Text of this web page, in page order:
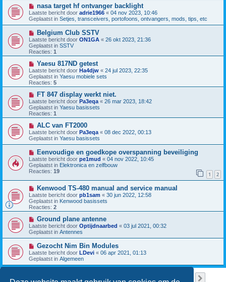
h
t
b
e
r
i
h
t
N
i
e
u
w
b
e
r
i
t
nasa target hf ontvanger backlight
Laatste bericht door adrie1966 « 04 nov 2023, 10:46
Geplaatst in Setjes, transceivers, portofoons, ontvangers, mods, tips, etc
N
i
e
u
w
b
r
i
c
h
Belgium Club SSTV
Laatste bericht door ON1GA « 26 okt 2023, 21:36
Geplaatst in SSTV
Reacties: 1
N
i
e
u
w
b
e
r
i
c
Yaesu 817ND getest
Laatste bericht door Ha4djw « 24 jul 2023, 22:35
Geplaatst in Yaesu mobiele sets
Reacties: 5
N
i
e
u
w
e
r
i
h
t
FT 847 display werkt niet.
Laatste bericht door Pa3eqa « 26 mar 2023, 18:42
Geplaatst in Yaesu basissets
Reacties: 1
N
i
e
u
w
b
e
r
i
h
ALC van FT2000
Laatste bericht door Pa3eqa « 08 dec 2022, 00:13
Geplaatst in Yaesu basissets
N
i
e
u
w
b
e
r
i
c
h
Eenvoudige en goedkope overspanning beveiliging
Laatste bericht door pe1mud « 04 nov 2022, 10:45
Geplaatst in Elektronica en zelfbouw
Reacties: 19 1 2
N
i
e
u
w
b
r
i
h
t
Kenwood TS-480 manual and service manual
Laatste bericht door pb1sam « 30 jun 2022, 12:58
Geplaatst in Kenwood basissets
Reacties: 2
N
i
e
u
w
b
e
r
i
Ground plane antenne
Laatste bericht door Optijdnaarbed « 03 jul 2021, 00:32
Geplaatst in Antennes
N
i
e
u
w
Gezocht Nim Bin Modules
Laatste bericht door LDevi « 06 apr 2021, 01:13
Geplaatst in Algemeen
Er zijn 949 resultaten gevonden van
1 2 3 4 5 …